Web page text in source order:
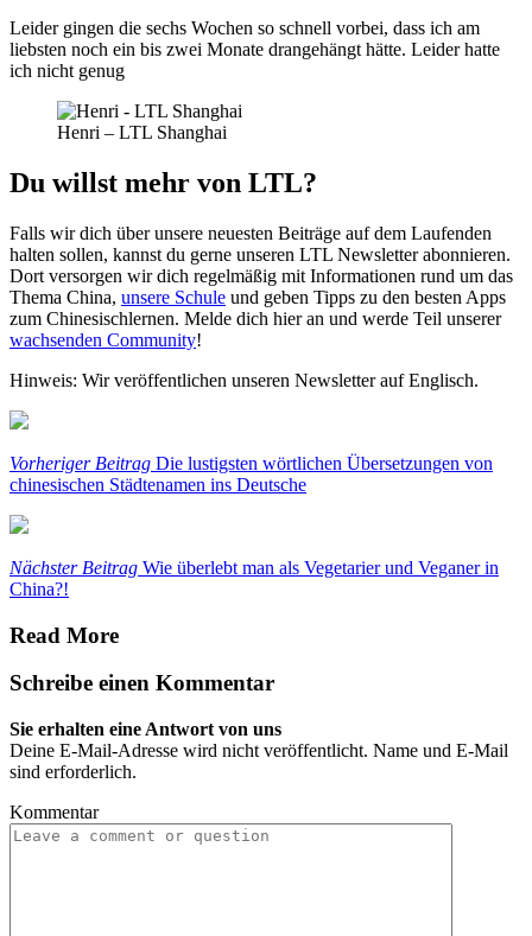
Leider gingen die sechs Wochen so schnell vorbei, dass ich am
liebsten noch ein bis zwei Monate drangehängt hätte. Leider hatte
ich nicht genug
Henri – LTL Shanghai
Du willst mehr von LTL?
Falls wir dich über unsere neuesten Beiträge auf dem Laufenden
halten sollen, kannst du gerne unseren LTL Newsletter abonnieren.
Dort versorgen wir dich regelmäßig mit Informationen rund um das
Thema China, unsere Schule und geben Tipps zu den besten Apps
zum Chinesischlernen. Melde dich hier an und werde Teil unserer
wachsenden Community!
Hinweis: Wir veröffentlichen unseren Newsletter auf Englisch.
Vorheriger Beitrag Die lustigsten wörtlichen Übersetzungen von
chinesischen Städtenamen ins Deutsche
Nächster Beitrag Wie überlebt man als Vegetarier und Veganer in
China?!
Read More
Schreibe einen Kommentar
Sie erhalten eine Antwort von uns
Deine E-Mail-Adresse wird nicht veröffentlicht. Name und E-Mail
sind erforderlich.
Kommentar